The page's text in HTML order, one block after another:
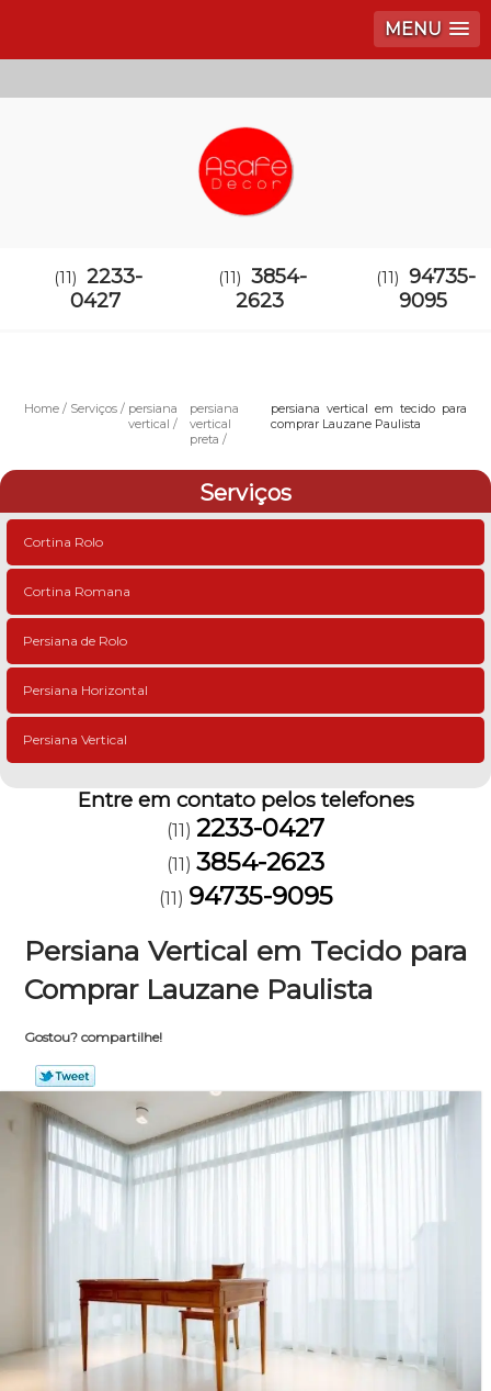
MENU
(11) 2233-
0427
(11) 3854-
2623
(11) 94735-
9095
Home Serviços
persiana
vertical
persiana
vertical
preta
persiana vertical em tecido para
comprar Lauzane Paulista
Serviços
Cortina Rolo
Cortina Romana
Persiana de Rolo
Persiana Horizontal
Persiana Vertical
Entre em contato pelos telefones
(11) 2233-0427
(11) 3854-2623
(11) 94735-9095
Persiana Vertical em Tecido para
Comprar Lauzane Paulista
Gostou? compartilhe!